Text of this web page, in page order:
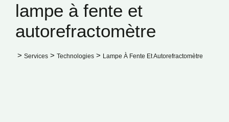
lampe à fente et
autorefractomètre
> Services > Technologies > Lampe À Fente Et Autorefractomètre